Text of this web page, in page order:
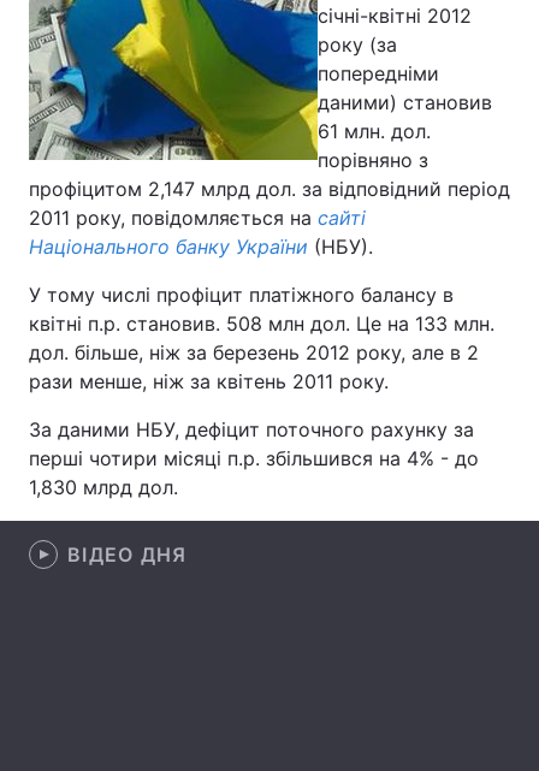
Головна Війна
Україна Політика
Економіка Світ
Наука
Техно і зв'язок Лайт
Здоров'я Туризм
Цікавинки Погода
Екологія Регіони
Лонгріди
Відео з Youtube
січні-квітні 2012
року (за
попередніми
даними) становив
61 млн. дол.
порівняно з
профіцитом 2,147 млрд дол. за відповідний період
2011 року, повідомляється на сайті
Національного банку України (НБУ).
У тому числі профіцит платіжного балансу в
квітні п.р. становив. 508 млн дол. Це на 133 млн.
дол. більше, ніж за березень 2012 року, але в 2
рази менше, ніж за квітень 2011 року.
За даними НБУ, дефіцит поточного рахунку за
перші чотири місяці п.р. збільшився на 4% - до
1,830 млрд дол.
ВІДЕО ДНЯ